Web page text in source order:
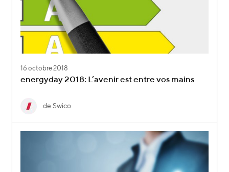
16 octobre 2018
energyday 2018: L’avenir est entre vos mains
de Swico